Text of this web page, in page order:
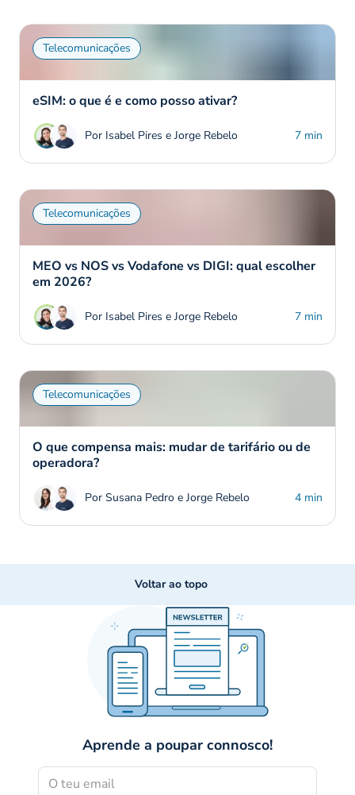
Telecomunicações
eSIM: o que é e como posso ativar?
Por Isabel Pires e Jorge Rebelo 7 min
Telecomunicações
MEO vs NOS vs Vodafone vs DIGI: qual escolher
em 2026?
Por Isabel Pires e Jorge Rebelo 7 min
Telecomunicações
O que compensa mais: mudar de tarifário ou de
operadora?
Por Susana Pedro e Jorge Rebelo 4 min
Voltar ao topo
Aprende a poupar connosco!